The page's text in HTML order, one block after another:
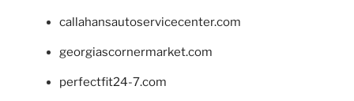
callahansautoservicecenter.com
georgiascornermarket.com
perfectfit24-7.com